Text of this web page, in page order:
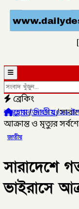
ব্রেকিং
২০২৬ উপলক্ষে আলোচনা
হোম/জাতীয়/
আক্রান্ত ও মৃত্যুর
জাতীয়
সারাদেশে
ভাইরাসে